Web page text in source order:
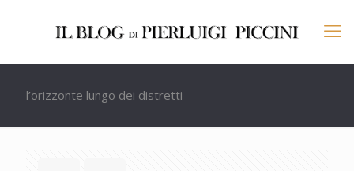
l’orizzonte lungo dei distretti